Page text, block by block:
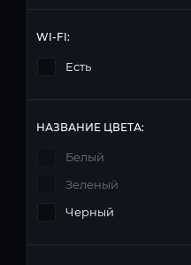
WI-FI:
Есть
НАЗВАНИЕ ЦВЕТА:
Белый
Зеленый
Черный